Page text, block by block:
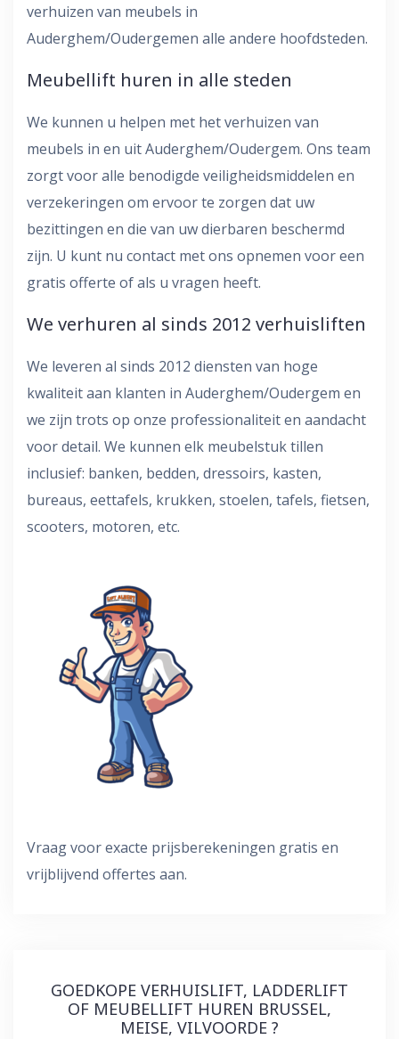
verhuizen van meubels in
Auderghem/Oudergemen alle andere hoofdsteden.
Meubellift huren in alle steden
We kunnen u helpen met het verhuizen van
meubels in en uit Auderghem/Oudergem. Ons team
zorgt voor alle benodigde veiligheidsmiddelen en
verzekeringen om ervoor te zorgen dat uw
bezittingen en die van uw dierbaren beschermd
zijn. U kunt nu contact met ons opnemen voor een
gratis offerte of als u vragen heeft.
We verhuren al sinds 2012 verhuisliften
We leveren al sinds 2012 diensten van hoge
kwaliteit aan klanten in Auderghem/Oudergem en
we zijn trots op onze professionaliteit en aandacht
voor detail. We kunnen elk meubelstuk tillen
inclusief: banken, bedden, dressoirs, kasten,
bureaus, eettafels, krukken, stoelen, tafels, fietsen,
scooters, motoren, etc.
Vraag voor exacte prijsberekeningen gratis en
vrijblijvend offertes aan.
GOEDKOPE VERHUISLIFT, LADDERLIFT
OF MEUBELLIFT HUREN BRUSSEL,
MEISE, VILVOORDE ?